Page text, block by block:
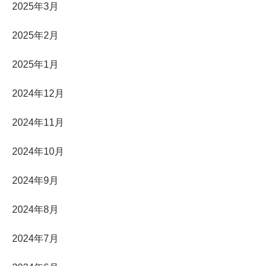
2025年3月
2025年2月
2025年1月
2024年12月
2024年11月
2024年10月
2024年9月
2024年8月
2024年7月